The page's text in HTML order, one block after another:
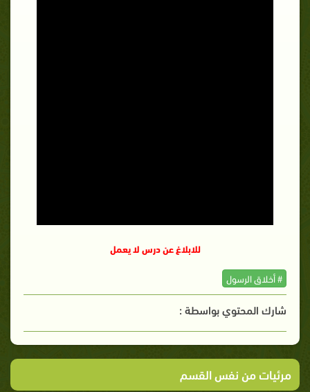
للابلاغ عن درس لا يعمل
# أخلاق الرسول
شارك المحتوي بواسطة :
مرئيات من نفس القسم